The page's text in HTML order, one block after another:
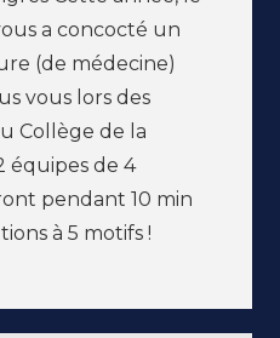
a concocté un
(de médecine)
vous lors des
Collège de la
équipes de 4
pendant 10 min
à 5 motifs !